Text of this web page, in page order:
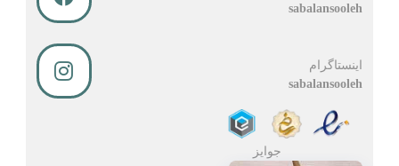
sabalansooleh
اینستاگرام
sabalansooleh
جوایز